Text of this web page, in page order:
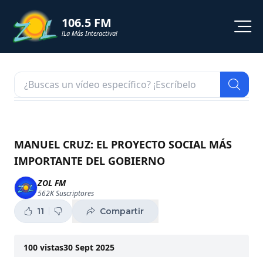
106.5 FM
!La Más Interactiva!
NOTICIAS
SHORTS
PODCAST
ZOL TV
MANUEL CRUZ: EL PROYECTO SOCIAL MÁS
IMPORTANTE DEL GOBIERNO
ZOL FM
562KSuscriptores
11 Compartir
100 vistas30 Sept 2025